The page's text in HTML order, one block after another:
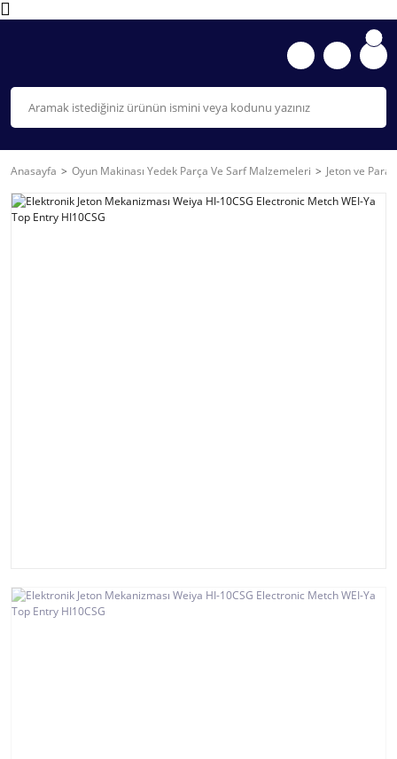
Anasayfa Oyun Makinası Yedek Parça Ve Sarf Malzemeleri Jeton ve Para